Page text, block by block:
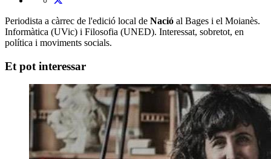
Periodista a càrrec de l'edició local de Nació al Bages i el Moianès.
Informàtica (UVic) i Filosofia (UNED). Interessat, sobretot, en
política i moviments socials.
Et pot interessar